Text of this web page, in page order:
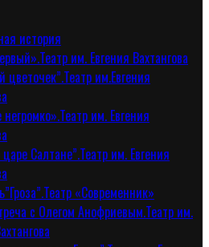
история
им. Евгения Вахтангова
цветочек”.Театр им.Евгения
им. Евгения
царе Салтане”.Театр им. Евгения
«Современник»
с Олегом Анофриевым.Театр им.